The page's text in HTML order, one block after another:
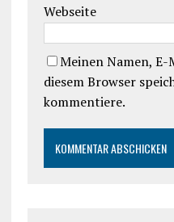
Webseite
Meinen Namen,
diesem Browser
kommentiere.